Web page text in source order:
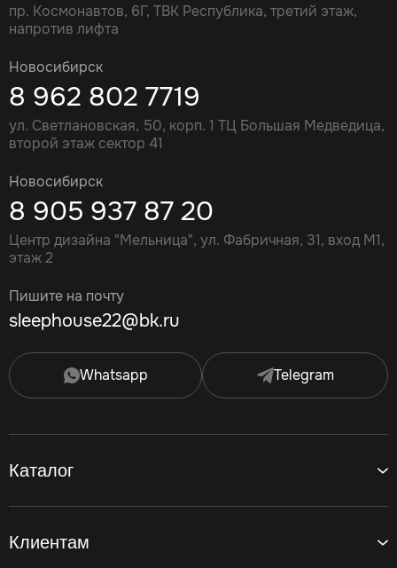
пр. Космонавтов, 6Г, ТВК Республика, третий этаж,
напротив лифта
Новосибирск
8 962 802 7719
ул. Светлановская, 50, корп. 1 ТЦ Большая Медведица,
второй этаж сектор 41
Новосибирск
8 905 937 87 20
Центр дизайна "Мельница", ул. Фабричная, 31, вход М1,
этаж 2
Пишите на почту
sleephouse22@bk.ru
Whatsapp Telegram
Каталог
Клиентам